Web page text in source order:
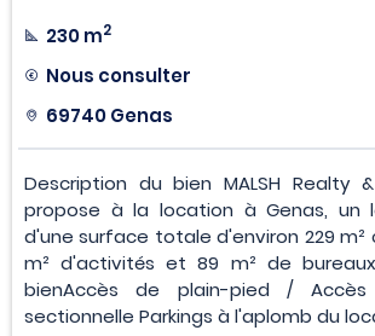
230 m2
Nous consulter
69740 Genas
Description du bien MALSH Realty
propose à la location à Genas, un
d'une surface totale d'environ 229 m²
m² d'activités et 89 m² de
bienAccès de plain-pied /
sectionnelle Parkings à l'aplomb du